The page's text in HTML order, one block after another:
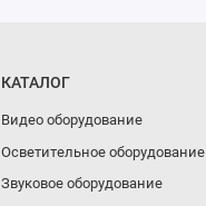
КАТАЛОГ
Видео оборудование
Осветительное оборудование
Звуковое оборудование